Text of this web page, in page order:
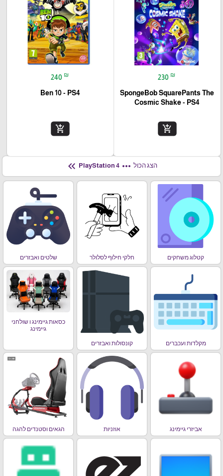
230 ₪
SpongeBob SquarePants The
Cosmic Shake - PS4
add_shopping_cart
240 ₪
Ben 10 - PS4
add_shopping_cart
הצג הכול more_horiz
keyboard_double_arrow_left
קטלוג משחקים חלקי חילוף לסלולר שלטים ואבזרים
מקלדות ועכברים קונסולות ואבזרים
כסאות גיימינג ו שולחני
גיימינג
אביזרי גיימינג אוזניות הגאים וסטנדים להגה